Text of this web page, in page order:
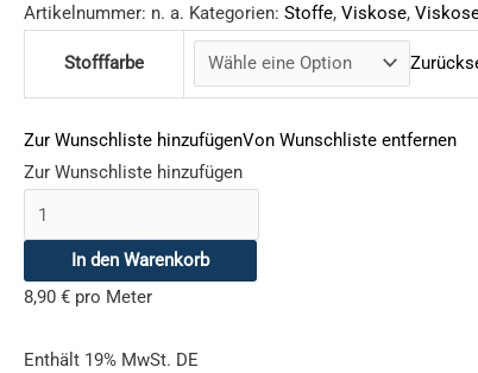
Artikelnummer: n. a. Kategorien: Stoffe, Viskose,
Stofffarbe
Zur Wunschliste hinzufügenVon Wunschliste entfernen
Zur Wunschliste hinzufügen
In den Warenkorb
8,90 € pro Meter
Enthält 19% MwSt. DE